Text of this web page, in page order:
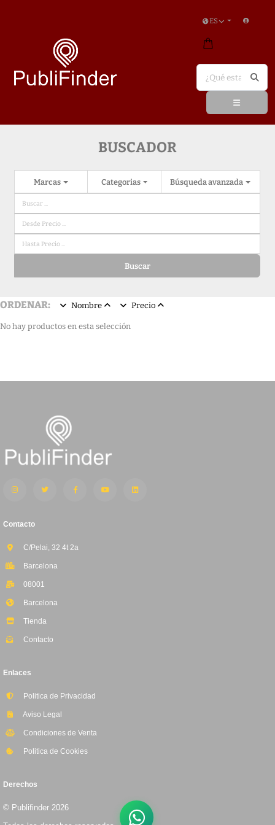
ES
BUSCADOR
Categorias
Marcas Búsqueda avanzada
Buscar
ORDENAR: Nombre Precio
No hay productos en esta selección
Contacto
C/Pelai, 32 4t 2a
Barcelona
08001
Barcelona
Tienda
Contacto
Enlaces
Politica de Privacidad
Aviso Legal
Condiciones de Venta
Politica de Cookies
Derechos
© Publifinder 2026